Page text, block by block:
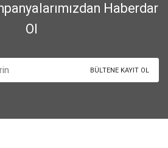
Haberdar
Ol